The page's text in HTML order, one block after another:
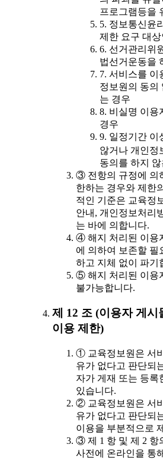
프로그램등을
5. 정보통신윤
제한 요구 대
6. 선거관리위
법선거운동을
7. 서비스를 이
정보원의 동의
는 경우
8. 비실명 이용
경우
9. 일정기간 이
않거나 개인정
동의를 하지
③ 전항의 규정에 의
한하는 경우와 제한
적인 기준은 교육정
안내, 개인정보처리
는 바에 의합니다.
④ 해지 처리된 이용
에 의하여 보존할 필
하고 지체 없이 파기
⑤ 해지 처리된 이용
불가능합니다.
제 12 조 (이용자 게
이용 제한)
① 교육정보원은 서
유가 없다고 판단되
자가 게재 또는 등록
있습니다.
② 교육정보원은 서
유가 없다고 판단되
이용을 부분적으로
③ 제 1 항 및 제 2 항
사전에 온라인을 통